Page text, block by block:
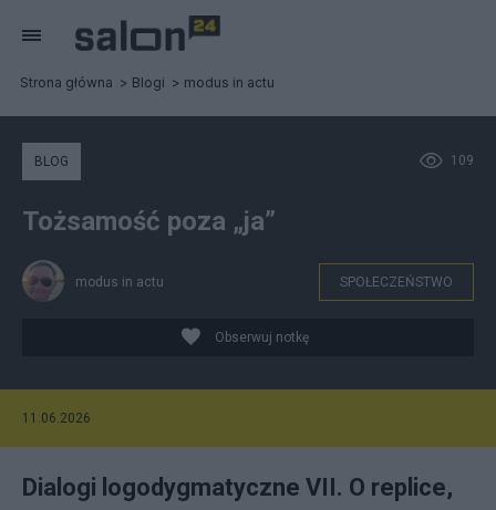
Strona główna Blogi modus in actu
109
BLOG
Tożsamość poza „ja”
modus in actu SPOŁECZEŃSTWO
Obserwuj notkę
11.06.2026
Dialogi logodygmatyczne VII. O replice,